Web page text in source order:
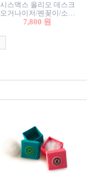
시스맥스 올리오 데스크
오거나이저/펜꽂이/소품
꽂이/소품함/정리함/수납
7,800 원